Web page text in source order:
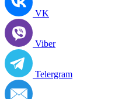
VK
Viber
Telergram